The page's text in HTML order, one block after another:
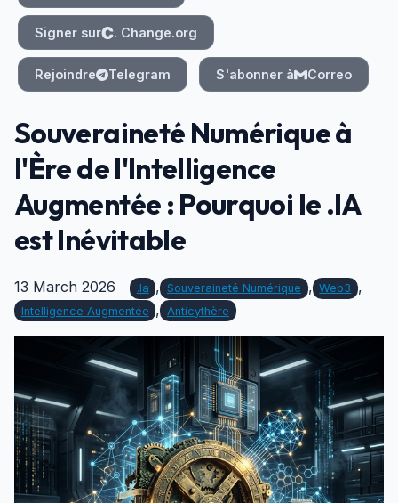
Signer sur . Change.org
Rejoindre Telegram S'abonner à Correo
Souveraineté Numérique à
l'Ère de l'Intelligence
Augmentée : Pourquoi le .IA
est Inévitable
13 March 2026 .ia , Souveraineté Numérique , Web3 ,
Intelligence Augmentée , Anticythère